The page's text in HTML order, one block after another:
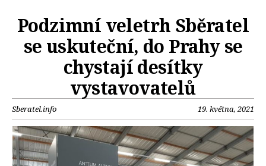
Podzimní veletrh Sběratel
se uskuteční, do Prahy se
chystají desítky
vystavovatelů
Sberatel.info 19. května, 2021